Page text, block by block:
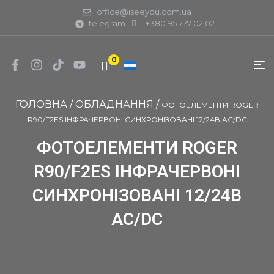
office@iseeyou.com.ua
telegram
+380 95 777 02 02
0
ГОЛОВНА / ОБЛАДНАННЯ / ФОТОЕЛЕМЕНТИ ROGER
R90/F2ES ІНФРАЧЕРВОНІ СИНХРОНІЗОВАНІ 12/24В AC/DC
ФОТОЕЛЕМЕНТИ ROGER
R90/F2ES ІНФРАЧЕРВОНІ
СИНХРОНІЗОВАНІ 12/24В
AC/DC